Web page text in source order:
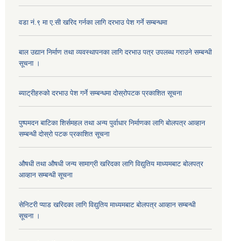
वडा नं.९ मा ए.सी खरिद गर्नका लागि दरभाउ पेश गर्ने सम्बन्धमा
बाल उद्यान निर्माण तथा व्यवस्थापनका लागि दरभाउ पत्र उपलब्ध गराउने सम्बन्धी
सूचना ।
ब्याट्रीहरुको दरभाउ पेश गर्ने सम्बन्धमा दोस्रोपटक प्रकाशित सूचना
पुष्पमदन बाटिका शिर्समहल तथा अन्य पुर्वाधार निर्माणका लागि बोलपत्र आव्हान
सम्बन्धी दोस्रो पटक प्रकाशित सूचना
औषधी तथा औषधी जन्य सामाग्री खरिदका लागि विद्युतिय माध्यमबाट बोलपत्र
आव्हान सम्बन्धी सूचना
सेनिटरी प्याड खरिदका लागि विद्युतिय माध्यमबाट बोलपत्र आव्हान सम्बन्धी
सूचना ।